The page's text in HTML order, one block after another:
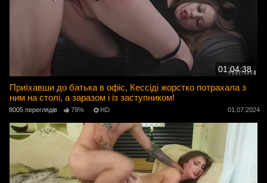
01:04:38
Приїхавши до батька в офіс, Кессіді жорстко потрахала з
ним на столі, а заразом і із заступником!
8005 переглядів 79% HD 01.07.2024